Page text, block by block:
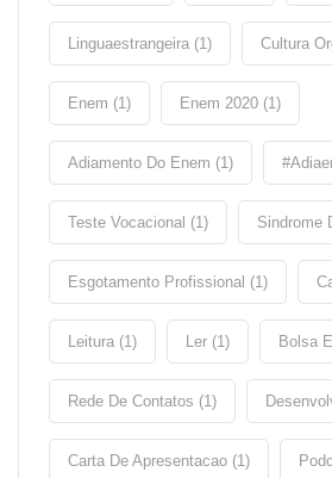
Linguaestrangeira (1) Cultura
Enem (1) Enem 2020 (1)
Adiamento Do Enem (1)
Teste Vocacional (1) Sindrome
Esgotamento Profissional (1)
Leitura (1) Ler (1) Bolsa
Rede De Contatos (1)
Carta De Apresentacao (1)